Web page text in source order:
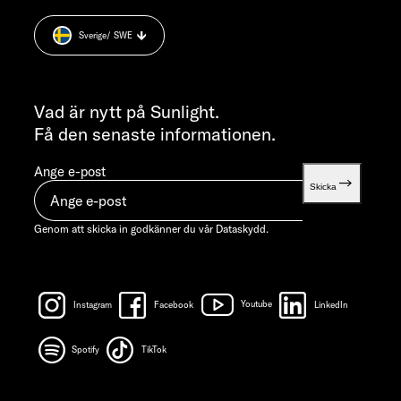
MÅNDAG-TORSDAG 07:30 - 12:00 OCH 13:00 - 16:00 /
FREDAG ​​07:30 - 12:00
info@sunlight.de
Cookie Consent
Weight information
Vad är nytt på Sunlight.
Få den senaste informationen.
Ange e-post
Skicka
Genom att skicka in godkänner du vår Dataskydd.
Instagram Facebook Youtube LinkedIn
Spotify TikTok
Sverige/ SWE